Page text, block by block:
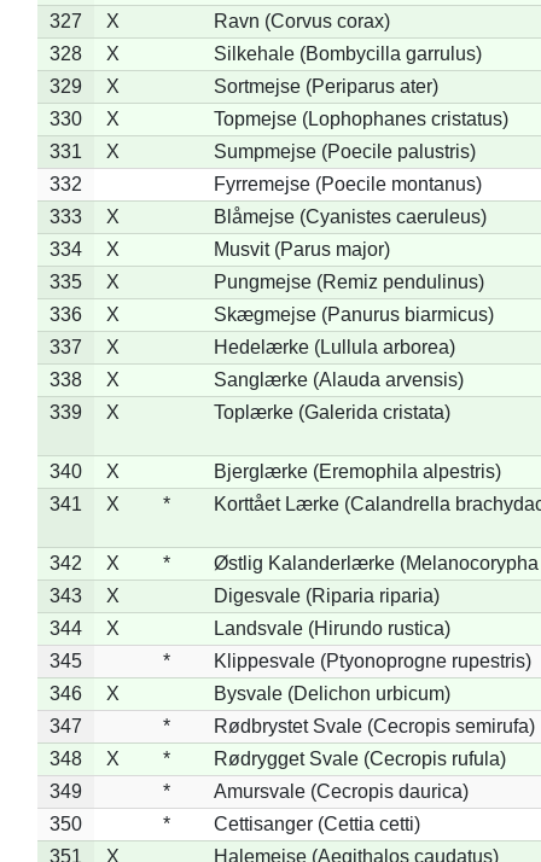
327
X
Ravn (Corvus corax)
328
X
Silkehale (Bombycilla garrulus)
329
X
Sortmejse (Periparus ater)
330
X
Topmejse (Lophophanes cristatus)
331
X
Sumpmejse (Poecile palustris)
332
Fyrremejse (Poecile montanus)
333
X
Blåmejse (Cyanistes caeruleus)
334
X
Musvit (Parus major)
335
X
Pungmejse (Remiz pendulinus)
336
X
Skægmejse (Panurus biarmicus)
337
X
Hedelærke (Lullula arborea)
338
X
Sanglærke (Alauda arvensis)
339
X Toplærke (Galerida cristata)
340 X
Bjerglærke (Eremophila alpestris)
341
X * Korttået Lærke (Calandrella
342 X *
Østlig Kalanderlærke (Melanocorypha
343
X
Digesvale (Riparia riparia)
344
X
Landsvale (Hirundo rustica)
345
*
Klippesvale (Ptyonoprogne rupestris)
346
X
Bysvale (Delichon urbicum)
347
*
Rødbrystet Svale (Cecropis semirufa)
348
X *
Rødrygget Svale (Cecropis rufula)
349
*
Amursvale (Cecropis daurica)
350
*
Cettisanger (Cettia cetti)
351
X Halemejse (Aegithalos caudatus)